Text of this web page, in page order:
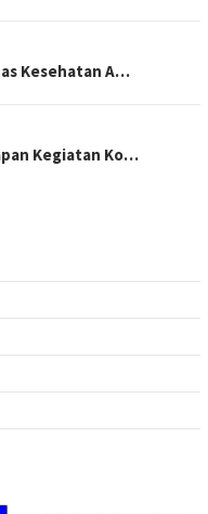
Kesehatan A…
Kegiatan Ko…